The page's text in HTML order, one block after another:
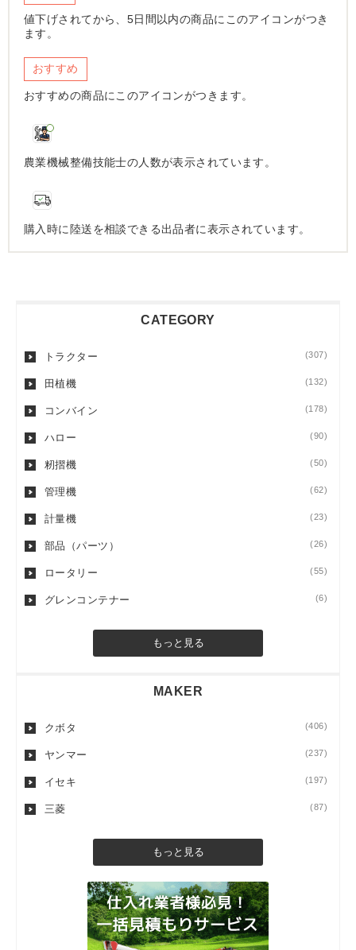
値下げされてから、5日間以内の商品にこのアイコンがつき
ます。
おすすめ
おすすめの商品にこのアイコンがつきます。
農業機械整備技能士の人数が表示されています。
購入時に陸送を相談できる出品者に表示されています。
CATEGORY
トラクター (307)
田植機 (132)
コンバイン (178)
ハロー (90)
籾摺機 (50)
管理機 (62)
計量機 (23)
部品（パーツ） (26)
ロータリー (55)
グレンコンテナー (6)
もっと見る
MAKER
クボタ (406)
ヤンマー (237)
イセキ (197)
三菱 (87)
もっと見る